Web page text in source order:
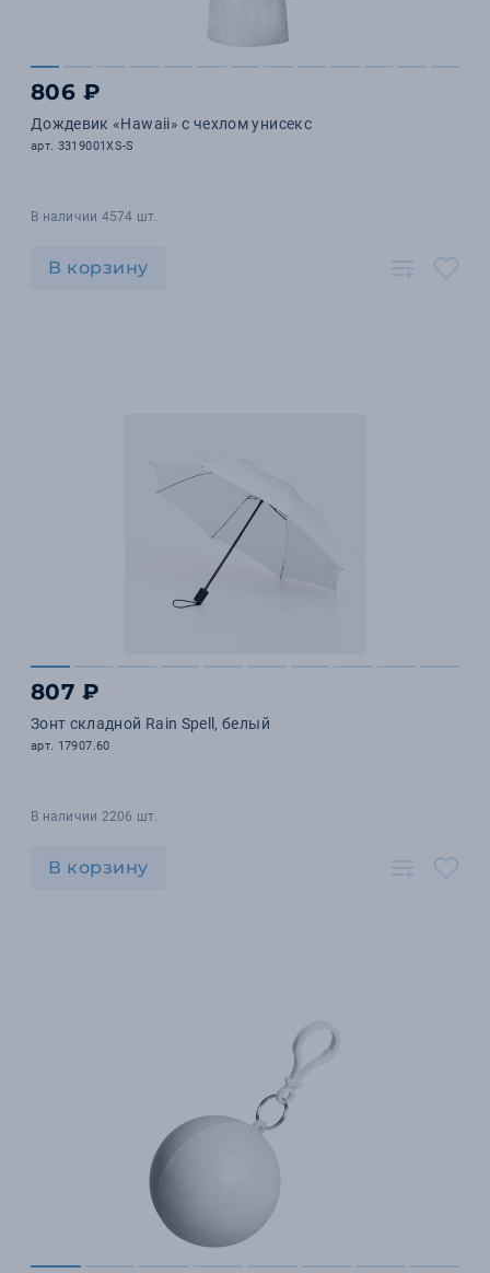
806 ₽
Дождевик «Hawaii» c чехлом унисекс
арт. 3319001XS-S
В наличии 4574 шт.
В корзину
807 ₽
Зонт складной Rain Spell, белый
арт. 17907.60
В наличии 2206 шт.
В корзину